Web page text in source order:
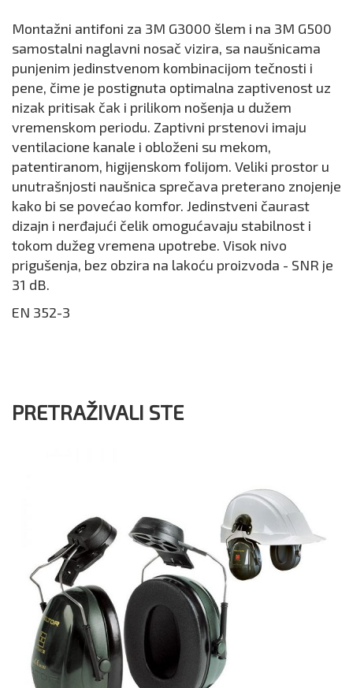
Montažni antifoni za 3M G3000 šlem i na 3M G500
samostalni naglavni nosač vizira, sa naušnicama
punjenim jedinstvenom kombinacijom tečnosti i
pene, čime je postignuta optimalna zaptivenost uz
nizak pritisak čak i prilikom nošenja u dužem
vremenskom periodu. Zaptivni prstenovi imaju
ventilacione kanale i obloženi su mekom,
patentiranom, higijenskom folijom. Veliki prostor u
unutrašnjosti naušnica sprečava preterano znojenje
kako bi se povećao komfor. Jedinstveni čaurast
dizajn i nerđajući čelik omogućavaju stabilnost i
tokom dužeg vremena upotrebe. Visok nivo
prigušenja, bez obzira na lakoću proizvoda - SNR je
31 dB.
EN 352-3
PRETRAŽIVALI STE